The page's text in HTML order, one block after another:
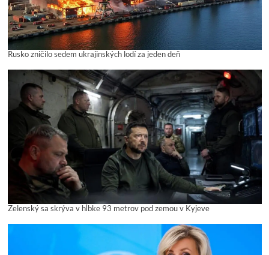
Rusko zničilo sedem ukrajinských lodí za jeden deň
Zelenský sa skrýva v hĺbke 93 metrov pod zemou v Kyjeve